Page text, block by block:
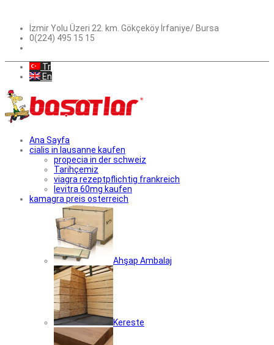
İzmir Yolu Üzeri 22. km. Gökçeköy İrfaniye/ Bursa
0(224) 495 15 15
Tr
En
Ana Sayfa
cialis in lausanne kaufen
propecia in der schweiz
Tarihçemiz
viagra rezeptpflichtig frankreich
levitra 60mg kaufen
kamagra preis osterreich
Ahşap Ambalaj
Kereste